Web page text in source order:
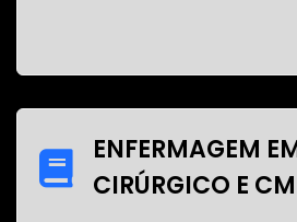
ENFERMAGEM
CIRÚRGICO E